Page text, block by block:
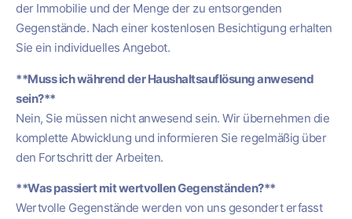
der Immobilie und der Menge der zu entsorgenden
Gegenstände. Nach einer kostenlosen Besichtigung erhalten
Sie ein individuelles Angebot.
**Muss ich während der Haushaltsauflösung anwesend
sein?**
Nein, Sie müssen nicht anwesend sein. Wir übernehmen die
komplette Abwicklung und informieren Sie regelmäßig über
den Fortschritt der Arbeiten.
**Was passiert mit wertvollen Gegenständen?**
Wertvolle Gegenstände werden von uns gesondert erfasst